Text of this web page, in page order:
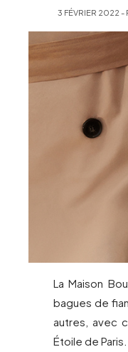
3 FÉVRIER 2022 -
La Maison
bagues de
autres, avec
Étoile de Paris.